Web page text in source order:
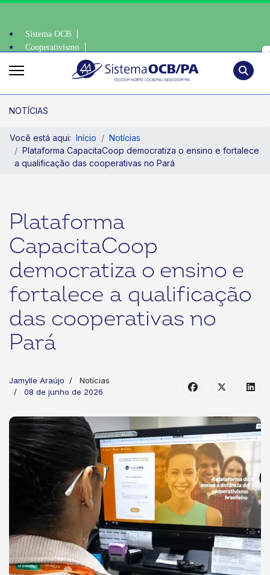
Sistema OCB
Cooperativismo
NOTÍCIAS
Você está aqui: Início
Notícias
Plataforma CapacitaCoop democratiza o ensino e fortalece
a qualificação das cooperativas no Pará
Plataforma
CapacitaCoop
democratiza o ensino e
fortalece a qualificação
das cooperativas no
Pará
Jamylle Araújo
Notícias
08 de junho de 2026